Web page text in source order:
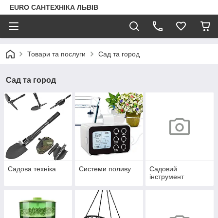
EURO САНТЕХНІКА ЛЬВІВ
Товари та послуги Сад та город
Сад та город
Садова техніка Системи поливу
Садовий
інструмент